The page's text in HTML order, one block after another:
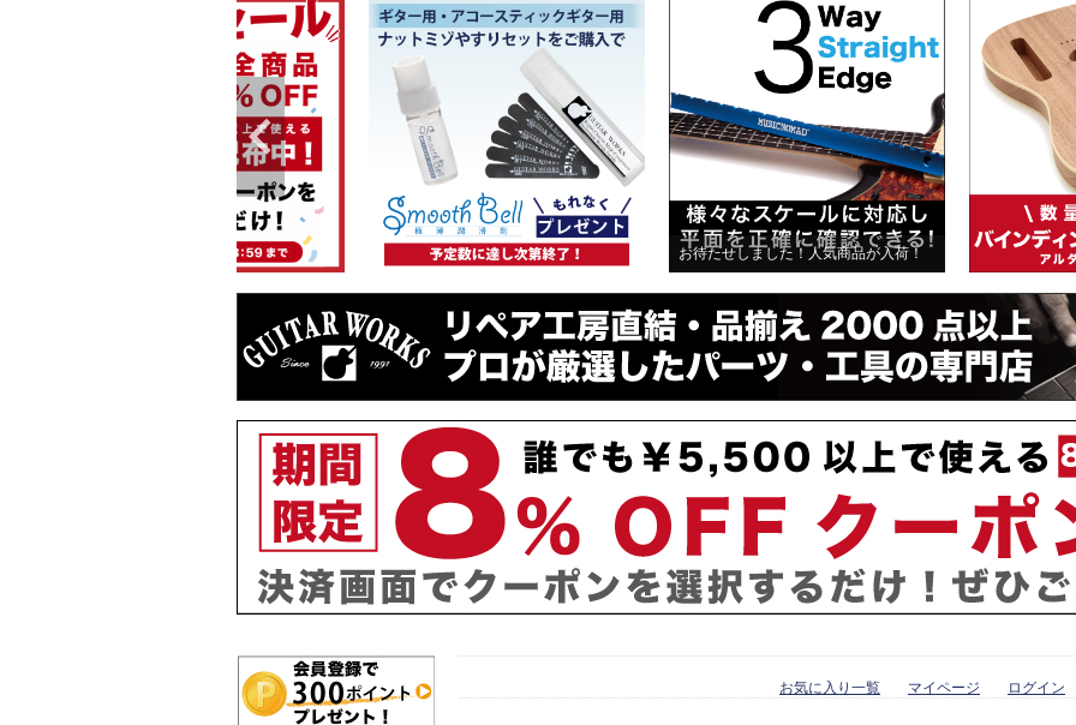
お待たせしました！人気商品が入荷！
お気に入り一覧 マイページ ログイン